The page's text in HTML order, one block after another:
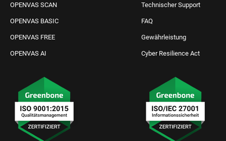
OPENVAS SCAN
OPENVAS BASIC
OPENVAS FREE
OPENVAS AI
Technischer Support
FAQ
Gewährleistung
Cyber Resilience Act